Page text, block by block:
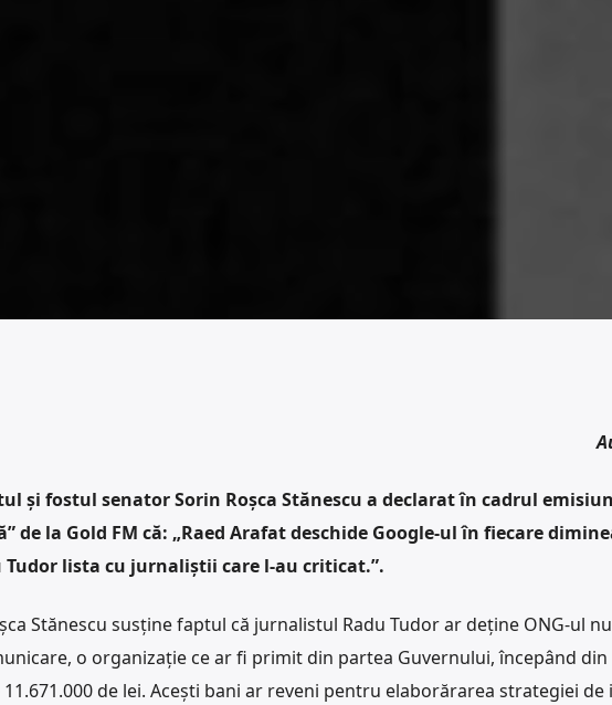
și fostul senator Sorin Roșca Stănescu a declarat în cadrul
de la Gold FM că: „Raed Arafat deschide Google-ul în fiecare
Tudor lista cu jurnaliștii care l-au criticat.”.
Stănescu susține faptul că jurnalistul Radu Tudor ar deține ONG-ul
o organizație ce ar fi primit din partea Guvernului, începând din
de lei. Acești bani ar reveni pentru elaborărarea strategiei de